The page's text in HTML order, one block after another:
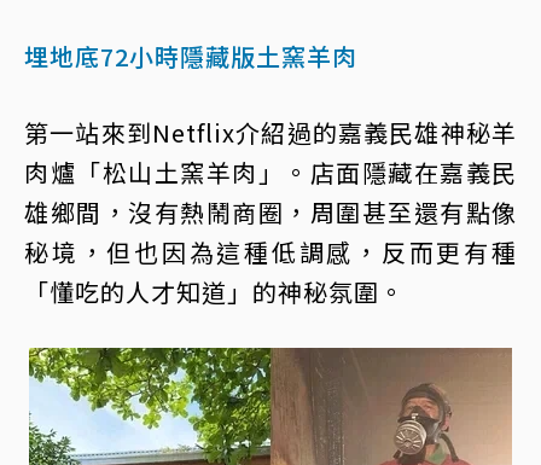
埋地底72小時隱藏版土窯羊肉
第一站來到Netflix介紹過的嘉義民雄神秘羊
肉爐「松山土窯羊肉」。店面隱藏在嘉義民
雄鄉間，沒有熱鬧商圈，周圍甚至還有點像
秘境，但也因為這種低調感，反而更有種
「懂吃的人才知道」的神秘氛圍。